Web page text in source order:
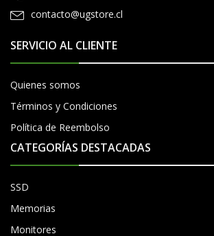
contacto@ugstore.cl
SERVICIO AL CLIENTE
Quienes somos
Términos y Condiciones
Política de Reembolso
CATEGORÍAS DESTACADAS
SSD
Memorias
Monitores